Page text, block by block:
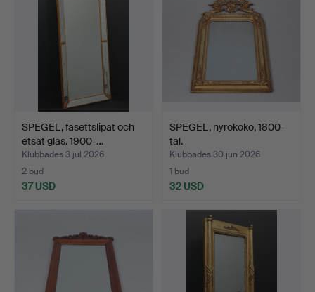
SPEGEL, fasettslipat och
etsat glas. 1900-…
Klubbades 3 jul 2026
2 bud
37 USD
SPEGEL, nyrokoko, 1800-
tal.
Klubbades 30 jun 2026
1 bud
32 USD